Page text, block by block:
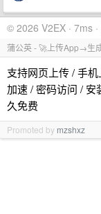
© 2026 V2EX · 7ms
蒲公英 - 🚀上传App→生
支持网页上传 / 手
加速 / 密码访问 / 安
久免费
Promoted by mzshxz